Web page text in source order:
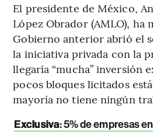
El presidente de México,
López Obrador (AMLO), ha
Gobierno anterior abrió el
la iniciativa privada con la
llegaría “mucha” inversión
pocos bloques licitados
mayoría no tiene ningún
Exclusiva: 5% de empresas